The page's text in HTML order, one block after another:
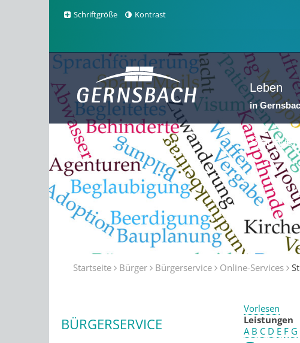
Schriftgröße Kontrast
Leben
in
Startseite Bürger Bürgerservice Online-Services
BÜRGERSERVICE
Vorlesen
Leistungen
A B C D E F G